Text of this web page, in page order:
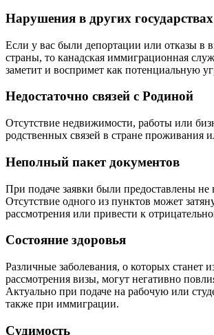
Нарушения в других государствах
Если у вас были депортации или отказы в
страны, то канадская иммиграционная
заметит и воспримет как потенциальную
Недостаточно связей с Родиной
Отсутствие недвижимости, работы или
родственных связей в стране проживания
Неполный пакет документов
При подаче заявки были предоставлены не
Отсутствие одного из пунктов может
рассмотрения или привести к
Состояние здоровья
Различные заболевания, о которых станет
рассмотрения визы, могут негативно
Актуально при подаче на рабочую или
также при иммиграции.
Судимость